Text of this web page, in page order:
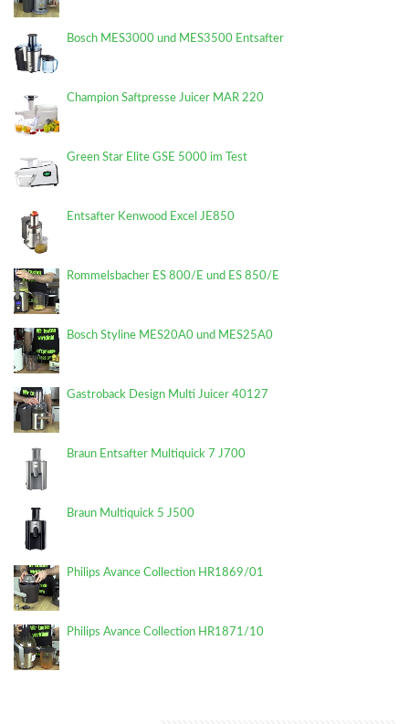
Bosch MES3000 und MES3500 Entsafter
Champion Saftpresse Juicer MAR 220
Green Star Elite GSE 5000 im Test
Entsafter Kenwood Excel JE850
Rommelsbacher ES 800/E und ES 850/E
Bosch Styline MES20A0 und MES25A0
Gastroback Design Multi Juicer 40127
Braun Entsafter Multiquick 7 J700
Braun Multiquick 5 J500
Philips Avance Collection HR1869/01
Philips Avance Collection HR1871/10